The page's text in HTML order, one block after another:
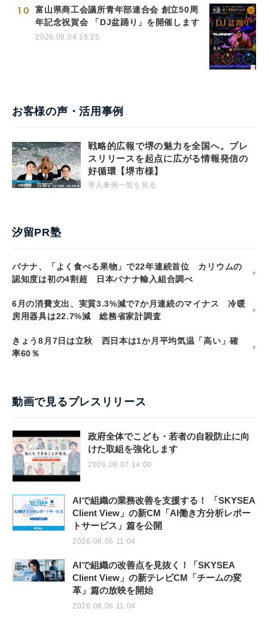
10
富山県商工会議所青年部連合会 創立50周
年記念祝賀会 「DJ盆踊り」を開催します
2026.08.04 15:25
お客様の声・活用事例
戦略的広報で堺の魅力を全国へ。プレ
スリリースを起点に広がる情報発信の
好循環【堺市様】
導入事例一覧を見る
汐留PR塾
バナナ、「よく食べる果物」で22年連続首位 カリウムの
認知度は初の4割超 日本バナナ輸入組合調べ
6月の消費支出、実質3.3%減で7か月連続のマイナス 冷暖
房用器具は22.7%減 総務省家計調査
きょう8月7日は立秋 西日本は1か月平均気温「高い」確
率60％
動画で見るプレスリリース
政府全体でこども・若者の自殺防止に向
けた取組を強化します
2026.08.07 14:00
AIで組織の業務改善を支援する！ 「SKYSEA
Client View」の新CM「AI働き方分析レポー
トサービス」篇を公開
2026.08.06 11:04
AIで組織の改善点を見抜く！「SKYSEA
Client View」の新テレビCM「チームの変
革」篇の放映を開始
2026.08.06 11:04